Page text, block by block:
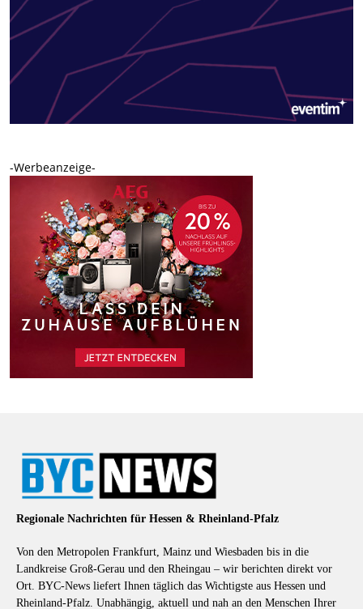
-Werbeanzeige-
Regionale Nachrichten für Hessen & Rheinland-Pfalz
Von den Metropolen Frankfurt, Mainz und Wiesbaden bis in die
Landkreise Groß-Gerau und den Rheingau – wir berichten direkt vor
Ort. BYC-News liefert Ihnen täglich das Wichtigste aus Hessen und
Rheinland-Pfalz. Unabhängig, aktuell und nah an den Menschen Ihrer